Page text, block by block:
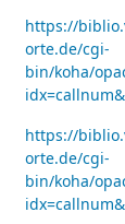
https://
orte.de/cgi-
bin/koha/
https://
orte.de/cgi-
bin/koha/